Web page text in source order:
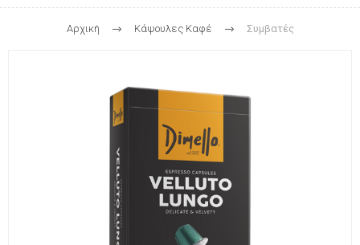
Αρχική Kάψουλες Καφέ Συμβατές